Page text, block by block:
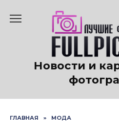
содержанию
Новости и
ГЛАВНАЯ » МОДА